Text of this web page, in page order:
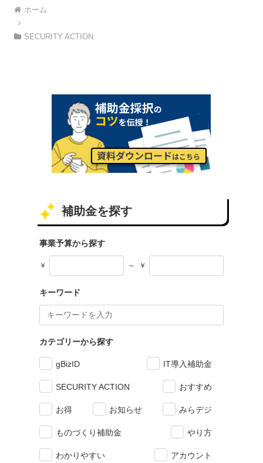
ホーム
SECURITY ACTION
補助金を探す
事業予算から探す
￥ ～ ￥
キーワード
カテゴリーから探す
gBizID IT導入補助金
SECURITY ACTION おすすめ
お得 お知らせ みらデジ
ものづくり補助金 やり方
わかりやすい アカウント